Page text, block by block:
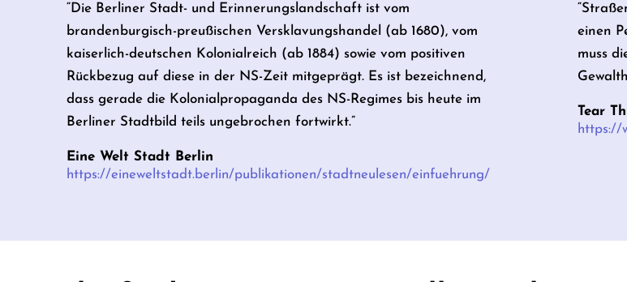
“Die Berliner Stadt- und Erinnerungslandschaft ist vom
brandenburgisch-preußischen Versklavungshandel (ab 1680), vom
kaiserlich-deutschen Kolonialreich (ab 1884) sowie vom positiven
Rückbezug auf diese in der NS-Zeit mitgeprägt. Es ist bezeichnend,
dass gerade die Kolonialpropaganda des NS-Regimes bis heute im
Berliner Stadtbild teils ungebrochen fortwirkt.”
Eine Welt Stadt Berlin
https://eineweltstadt.berlin/publikationen/stadtneulesen/einfuehrung/
einen
muss
Tear
https://